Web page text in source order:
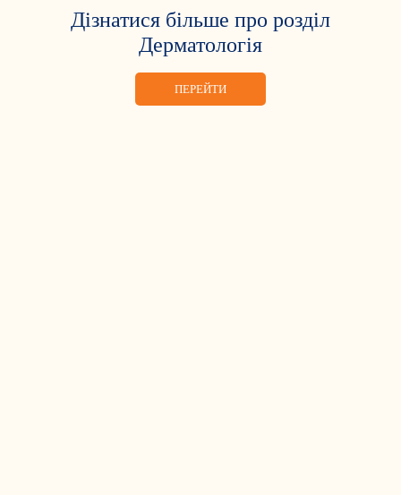
Дізнатися більше про розділ
Дерматологія
ПЕРЕЙТИ